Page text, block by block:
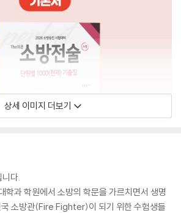
상세 이미지 더보기
다.
학과 학원에서 소방의 학문을 가르치면서 생명
국 소방관(Fire Fighter)이 되기 위한 수험생들